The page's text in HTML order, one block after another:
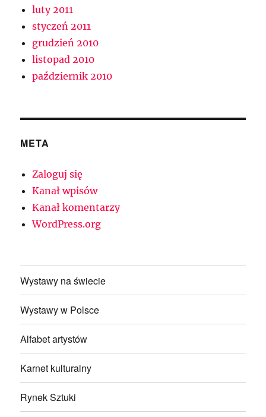
luty 2011
styczeń 2011
grudzień 2010
listopad 2010
październik 2010
META
Zaloguj się
Kanał wpisów
Kanał komentarzy
WordPress.org
Wystawy na świecie
Wystawy w Polsce
Alfabet artystów
Karnet kulturalny
Rynek Sztuki